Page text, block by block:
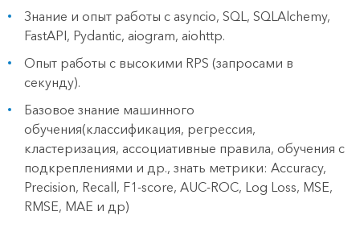
Знание и опыт работы с asyncio, SQL, SQLAlchemy,
FastAPI, Pydantic, aiogram, aiohttp.
Опыт работы с высокими RPS (запросами в
секунду).
Базовое знание машинного
обучения(классификация, регрессия,
кластеризация, ассоциативные правила, обучения с
подкреплениями и др., знать метрики: Accuracy,
Precision, Recall, F1-score, AUC-ROC, Log Loss, MSE,
RMSE, MAE и др)